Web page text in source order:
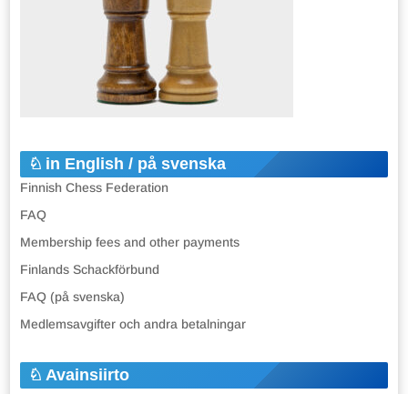
in English / på svenska
Finnish Chess Federation
FAQ
Membership fees and other payments
Finlands Schackförbund
FAQ (på svenska)
Medlemsavgifter och andra betalningar
Avainsiirto